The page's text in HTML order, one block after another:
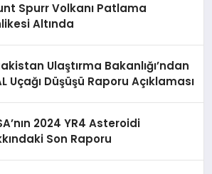
Spurr Volkanı Patlama
Altında
Ulaştırma Bakanlığı’ndan
Uçağı Düşüşü Raporu Açıklaması
2024 YR4 Asteroidi
Son Raporu